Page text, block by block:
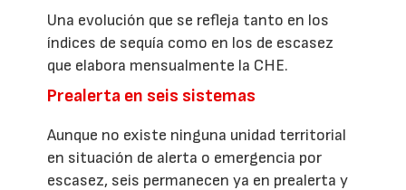
Una evolución que se refleja tanto en los
índices de sequía como en los de escasez
que elabora mensualmente la CHE.
Prealerta en seis sistemas
Aunque no existe ninguna unidad territorial
en situación de alerta o emergencia por
escasez, seis permanecen ya en prealerta y